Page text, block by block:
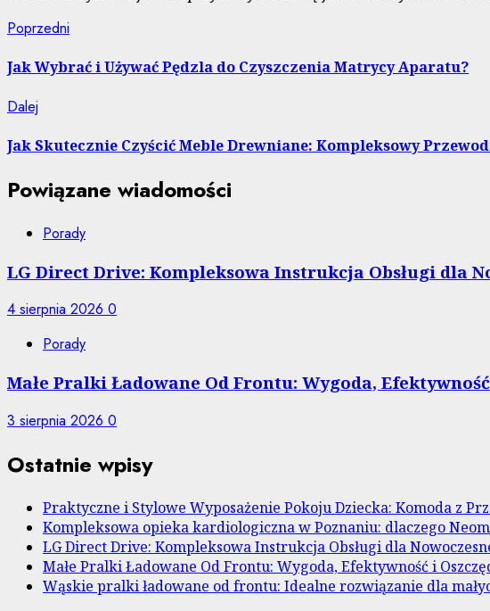
Nawigacja
wpisu
Poprzedni
Jak Wybrać i Używać Pędzla do Czyszczenia Matrycy Aparatu?
Dalej
Jak Skutecznie Czyścić Meble Drewniane: Kompleksowy
Powiązane wiadomości
Porady
LG Direct Drive: Kompleksowa Instrukcja Obsługi dla
4 sierpnia 2026 0
Porady
Małe Pralki Ładowane Od Frontu: Wygoda,
3 sierpnia 2026 0
Ostatnie wpisy
Praktyczne i Stylowe Wyposażenie Pokoju Dziecka: Komoda z
Kompleksowa opieka kardiologiczna w Poznaniu: dlaczego
LG Direct Drive: Kompleksowa Instrukcja Obsługi dla
Małe Pralki Ładowane Od Frontu: Wygoda, Efektywność i
Wąskie pralki ładowane od frontu: Idealne rozwiązanie dla